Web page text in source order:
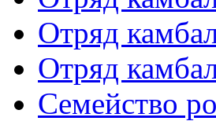
Отряд
Отряд
Семейство